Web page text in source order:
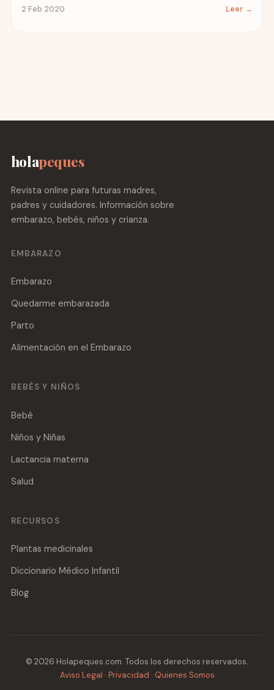
2 Feb 2020 Leer →
holapeques
Revista online para futuras madres,
padres y cuidadores. Información sobre
embarazo, bebés, niños y crianza.
EMBARAZO
Embarazo
Quedarme embarazada
Parto
Alimentación en el Embarazo
BEBÉS Y NIÑOS
Bebé
Niños y Niñas
Lactancia materna
Salud
RECURSOS
Plantas medicinales
Diccionario Médico Infantil
Blog
© 2026 Holapeques.com. Todos los derechos reservados.
Aviso Legal · Privacidad · Quienes Somos